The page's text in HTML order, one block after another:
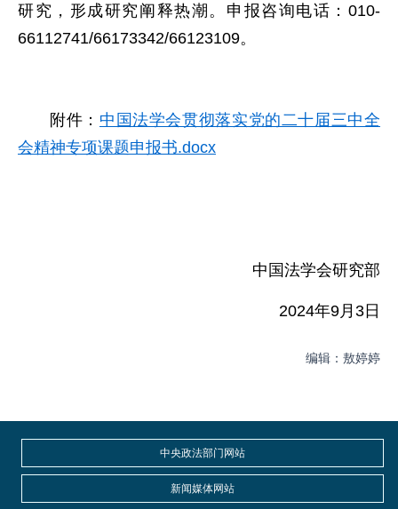
研究，形成研究阐释热潮。申报咨询电话：010-
66112741/66173342/66123109。
附件： 中国法学会贯彻落实党的二十届三中全
会精神专项课题申报书.docx
中国法学会研究部
2024年9月3日
编辑：敖婷婷
中央政法部门网站
新闻媒体网站